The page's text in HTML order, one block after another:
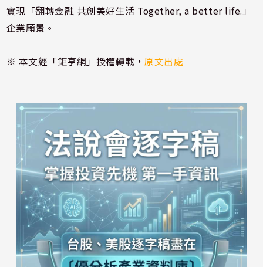
實現「翻轉金融 共創美好生活 Together, a better life.」
企業願景。
※ 本文經「鉅亨網」授權轉載，原文出處